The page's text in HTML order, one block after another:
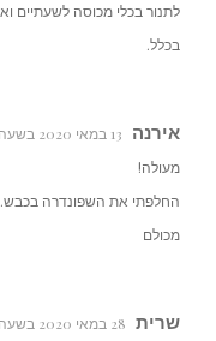
לתנור בכלי מכוסה לשעתיים
בכלל.
אירנה 13 במאי 2020 בשעה 8:58
מעולה!
החלפתי את השפונדרה
מכולם
שרית 28 במאי 2020 בשעה 17:35